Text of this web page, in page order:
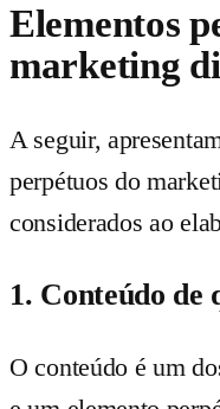
Elementos
marketing
A seguir,
perpétuos do
considerados ao
1. Conteúdo de
O conteúdo é um